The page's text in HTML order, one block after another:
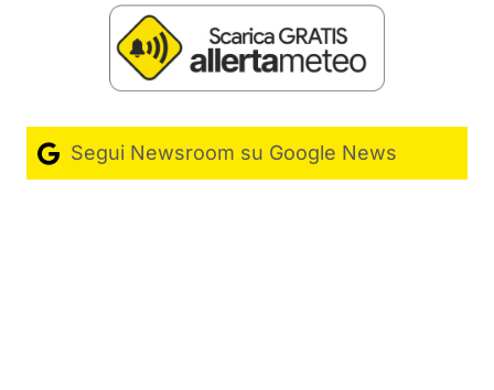
Segui Newsroom su Google News